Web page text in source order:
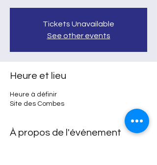
Tickets Unavailable
See other events
Heure et lieu
Heure à définir
Site des Combes
À propos de l'événement